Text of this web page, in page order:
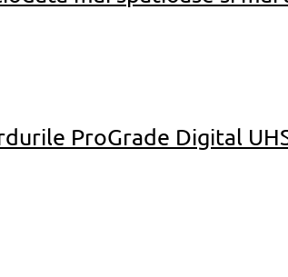
ProGrade Digital